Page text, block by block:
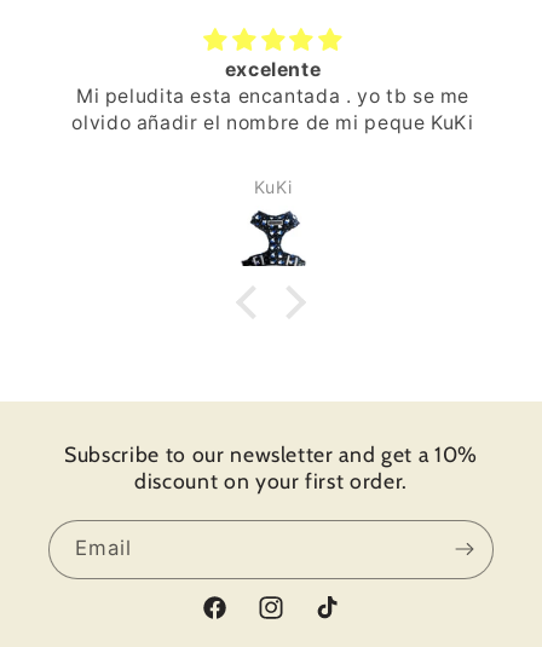
el nombre de mi peque KuKi
Subscribe to our newsletter and get a 10%
discount on your first order.
Email
FacebookInstagramTikTok